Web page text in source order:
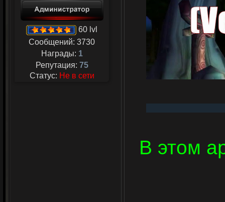
60 lvl
Сообщений: 3730
Награды: 1
Репутация: 75
Статус: Не в сети
В этом